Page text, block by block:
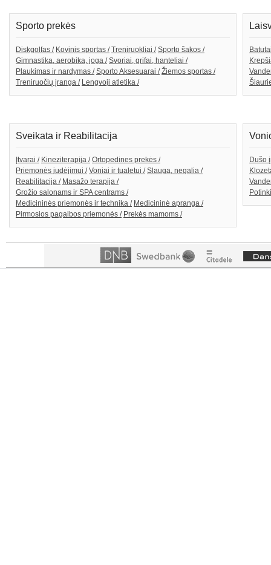
Sporto prekės
Diskgolfas / Kovinis sportas / Treniruokliai / Sporto šakos /
Gimnastika, aerobika, joga / Svoriai, grifai, hanteliai /
Plaukimas ir nardymas / Sporto Aksesuarai / Žiemos sportas /
Treniruočių įranga / Lengvoji atletika /
Sveikata ir Reabilitacija
Įtvarai / Kineziterapija / Ortopedines prekės /
Priemonės judėjimui / Voniai ir tualetui / Slauga, negalia /
Reabilitacija / Masažo terapija /
Grožio salonams ir SPA centrams /
Medicininės priemonės ir technika / Medicininė apranga /
Pirmosios pagalbos priemonės / Prekės mamoms /
Dušo